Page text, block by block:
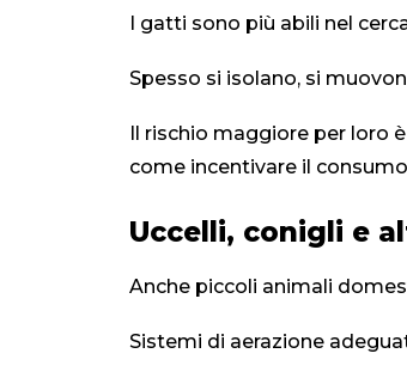
I gatti sono più abili nel
Spesso si isolano, si
Il rischio maggiore per loro
come incentivare il
Uccelli, conigli e
Anche piccoli animali
Sistemi di aerazione